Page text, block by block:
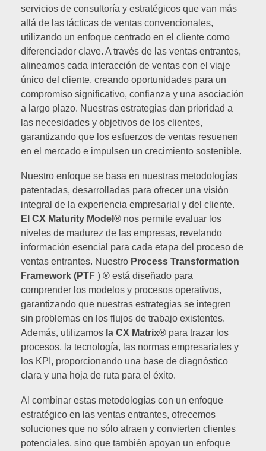
servicios de consultoría y estratégicos que van más
allá de las tácticas de ventas convencionales,
utilizando un enfoque centrado en el cliente como
diferenciador clave. A través de las ventas entrantes,
alineamos cada interacción de ventas con el viaje
único del cliente, creando oportunidades para un
compromiso significativo, confianza y una asociación
a largo plazo. Nuestras estrategias dan prioridad a
las necesidades y objetivos de los clientes,
garantizando que los esfuerzos de ventas resuenen
en el mercado e impulsen un crecimiento sostenible.
Nuestro enfoque se basa en nuestras metodologías
patentadas, desarrolladas para ofrecer una visión
integral de la experiencia empresarial y del cliente.
El CX Maturity Model® nos permite evaluar los
niveles de madurez de las empresas, revelando
información esencial para cada etapa del proceso de
ventas entrantes. Nuestro Process Transformation
Framework (PTF ) ® está diseñado para
comprender los modelos y procesos operativos,
garantizando que nuestras estrategias se integren
sin problemas en los flujos de trabajo existentes.
Además, utilizamos la CX Matrix® para trazar los
procesos, la tecnología, las normas empresariales y
los KPI, proporcionando una base de diagnóstico
clara y una hoja de ruta para el éxito.
Al combinar estas metodologías con un enfoque
estratégico en las ventas entrantes, ofrecemos
soluciones que no sólo atraen y convierten clientes
potenciales, sino que también apoyan un enfoque